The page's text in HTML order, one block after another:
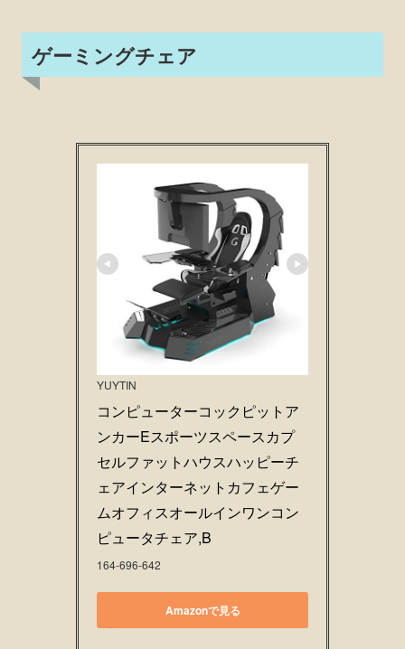
ゲーミングチェア
YUYTIN
コンピューターコックピットア
ンカーEスポーツスペースカプ
セルファットハウスハッピーチ
ェアインターネットカフェゲー
ムオフィスオールインワンコン
ピュータチェア,B
164-696-642
Amazonで見る